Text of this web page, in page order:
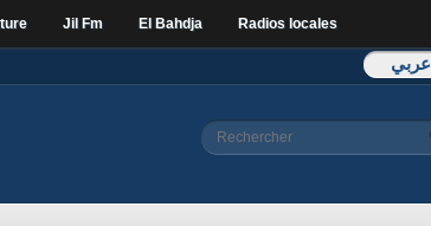
Jil Fm El Bahdja Radios locales
عربي
Formulaire de
Rechercher